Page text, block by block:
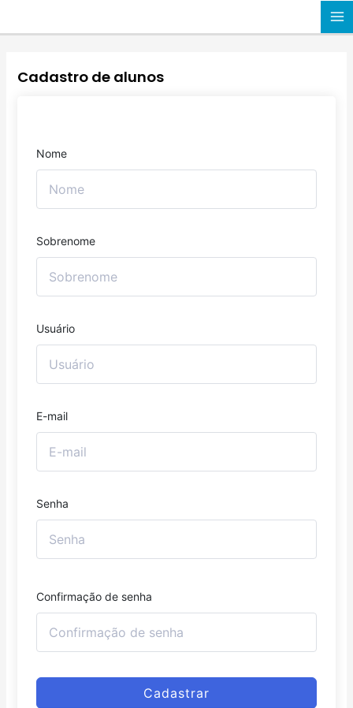
Cadastro de alunos
Nome
Sobrenome
Usuário
E-mail
Senha
Confirmação de senha
Cadastrar